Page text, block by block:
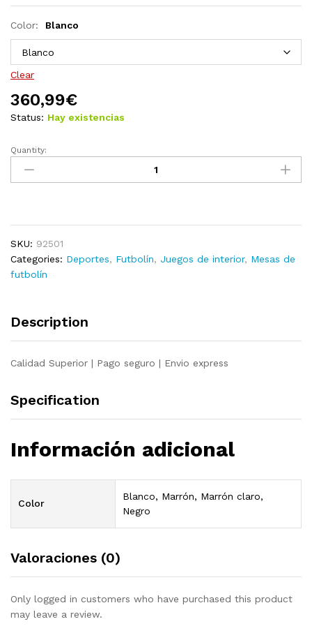
Color: Blanco
Clear
360,99€
Status: Hay existencias
Futbolín
acero
140x74,5x87,5
cm
quantity
Quantity:
SKU: 92501
Categories: Deportes, Futbolín, Juegos de interior, Mesas de
futbolín
Description
Calidad Superior | Pago seguro | Envio express
Specification
Información adicional
Color
Blanco, Marrón, Marrón claro,
Negro
Valoraciones (0)
Only logged in customers who have purchased this product
may leave a review.